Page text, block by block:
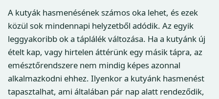
A kutyák hasmenésének számos oka lehet, és ezek
közül sok mindennapi helyzetből adódik. Az egyik
leggyakoribb ok a táplálék változása. Ha a kutyánk új
ételt kap, vagy hirtelen áttérünk egy másik tápra, az
emésztőrendszere nem mindig képes azonnal
alkalmazkodni ehhez. Ilyenkor a kutyánk hasmenést
tapasztalhat, ami általában pár nap alatt rendeződik,